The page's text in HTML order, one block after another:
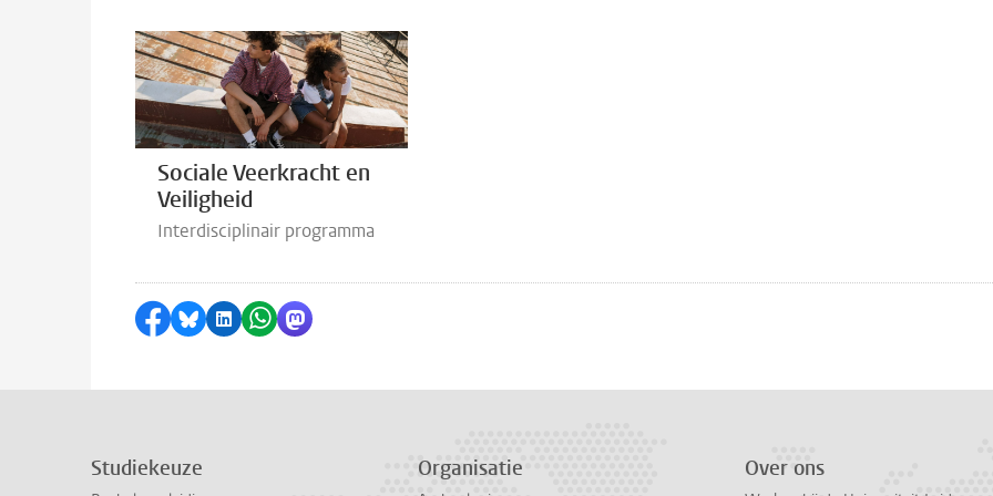
Sociale Veerkracht en
Veiligheid
Interdisciplinair programma
Delen op Facebook
Delen via Bluesky
Delen op LinkedIn
Delen via WhatsApp
Delen via Mastodon
Studiekeuze Organisatie Over ons